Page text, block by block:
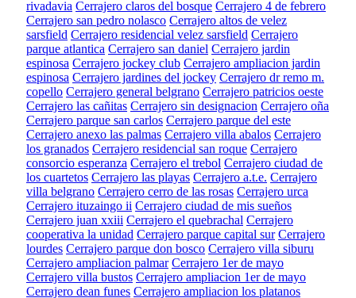
rivadavia Cerrajero claros del bosque Cerrajero 4 de febrero
Cerrajero san pedro nolasco Cerrajero altos de velez
sarsfield Cerrajero residencial velez sarsfield Cerrajero
parque atlantica Cerrajero san daniel Cerrajero jardin
espinosa Cerrajero jockey club Cerrajero ampliacion jardin
espinosa Cerrajero jardines del jockey Cerrajero dr remo m.
copello Cerrajero general belgrano Cerrajero patricios oeste
Cerrajero las cañitas Cerrajero sin designacion Cerrajero oña
Cerrajero parque san carlos Cerrajero parque del este
Cerrajero anexo las palmas Cerrajero villa abalos Cerrajero
los granados Cerrajero residencial san roque Cerrajero
consorcio esperanza Cerrajero el trebol Cerrajero ciudad de
los cuartetos Cerrajero las playas Cerrajero a.t.e. Cerrajero
villa belgrano Cerrajero cerro de las rosas Cerrajero urca
Cerrajero ituzaingo ii Cerrajero ciudad de mis sueños
Cerrajero juan xxiii Cerrajero el quebrachal Cerrajero
cooperativa la unidad Cerrajero parque capital sur Cerrajero
lourdes Cerrajero parque don bosco Cerrajero villa siburu
Cerrajero ampliacion palmar Cerrajero 1er de mayo
Cerrajero villa bustos Cerrajero ampliacion 1er de mayo
Cerrajero dean funes Cerrajero ampliacion los platanos